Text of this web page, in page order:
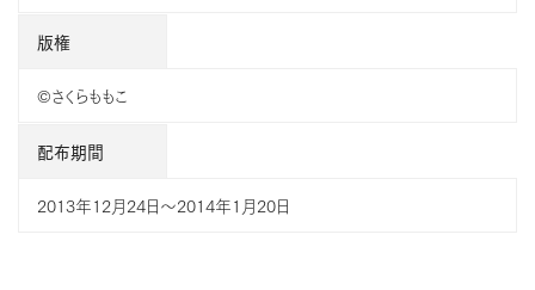
版権
©さくらももこ
配布期間
2013年12月24日〜2014年1月20日